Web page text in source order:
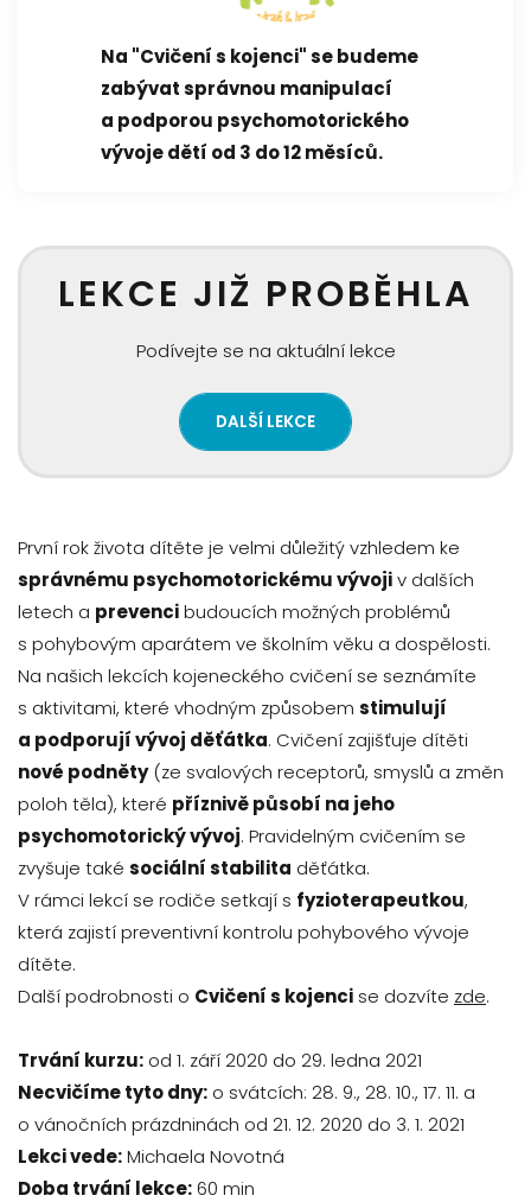
Na "Cvičení s kojenci" se budeme
zabývat správnou manipulací
a podporou psychomotorického
vývoje dětí od 3 do 12 měsíců.
LEKCE JIŽ PROBĚHLA
Podívejte se na aktuální lekce
DALŠÍ LEKCE
První rok života dítěte je velmi důležitý vzhledem ke
správnému psychomotorickému vývojiv dalších
letech a prevencibudoucích možných problémů
s pohybovým aparátem ve školním věku a dospělosti.
Na našich lekcích kojeneckého cvičení se seznámíte
s aktivitami, které vhodným způsobem stimulují
a podporují vývoj děťátka. Cvičení zajišťuje dítěti
nové podněty(ze svalových receptorů, smyslů a změn
poloh těla), které příznivě působí na jeho
psychomotorický vývoj. Pravidelným cvičením se
zvyšuje také sociální stabilita děťátka.
V rámci lekcí se rodiče setkají s fyzioterapeutkou,
která zajistí preventivní kontrolu pohybového vývoje
dítěte.
Další podrobnosti o Cvičení s kojenci se dozvíte zde.
Trvání kurzu: od 1. září 2020 do 29. ledna 2021
Necvičíme tyto dny: o svátcích: 28. 9., 28. 10., 17. 11. a
o vánočních prázdninách od 21. 12. 2020 do 3. 1. 2021
Lekci vede:Michaela Novotná
Doba trvání lekce:60 min